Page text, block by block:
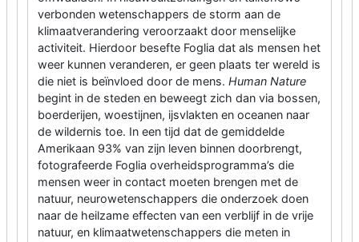
verbonden wetenschappers de storm aan de
klimaatverandering veroorzaakt door menselijke
activiteit. Hierdoor besefte Foglia dat als mensen het
weer kunnen veranderen, er geen plaats ter wereld is
die niet is beïnvloed door de mens. Human Nature
begint in de steden en beweegt zich dan via bossen,
boerderijen, woestijnen, ijsvlakten en oceanen naar
de wildernis toe. In een tijd dat de gemiddelde
Amerikaan 93% van zijn leven binnen doorbrengt,
fotografeerde Foglia overheidsprogramma’s die
mensen weer in contact moeten brengen met de
natuur, neurowetenschappers die onderzoek doen
naar de heilzame effecten van een verblijf in de vrije
natuur, en klimaatwetenschappers die meten in